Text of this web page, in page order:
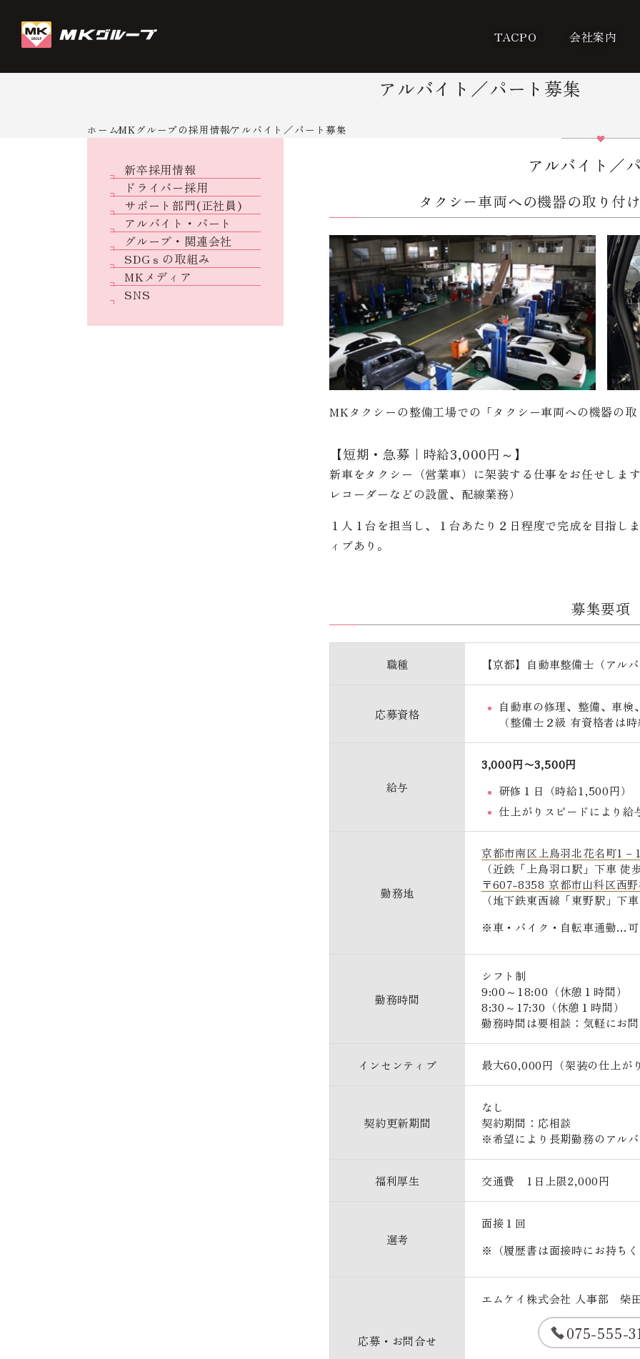
TACPO 会社案内
アルバイト／パート募集
ホームMKグループの採用情報アルバイト／パート募集
アルバイト／
タクシー車両への機器の取り付
MKタクシーの整備工場での「タクシー車両への機器の取
【短期・急募｜時給3,000円～】
新車をタクシー（営業車）に架装する仕事をお任せしま
レコーダーなどの設置、配線業務）
１人１台を担当し、１台あたり２日程度で完成を目指し
ィブあり。
募集要項
職種 【京都】自動車整備士（アルバ
応募資格
自動車の修理、整備、車
（整備士２級 有資格者は時
給与
3,000円〜3,500円
研修１日（時給1,500円）
仕上がりスピードにより給
勤務地
京都市南区上鳥羽北花名町1－1
（近鉄「上鳥羽口駅」下車 徒
〒607-8358 京都市山科区西
（地下鉄東西線「東野駅」下
車・バイク・自転車通勤…可
勤務時間
シフト制
9:00～18:00（休憩１時間）
8:30～17:30（休憩１時間）
勤務時間は要相談：気軽にお
インセンティブ 最大60,000円（架装の仕上が
契約更新期間
なし
契約期間：応相談
※希望により長期勤務のアル
福利厚生 交通費 1日上限2,000円
選考
面接１回
（履歴書は面接時にお持ちく
応募・お問合せ
エムケイ株式会社 人事部 柴
075-555-
新卒採用情報
ドライバー採用
サポート部門(正社員)
アルバイト・パート
グループ・関連会社
SDGｓの取組み
MKメディア
SNS